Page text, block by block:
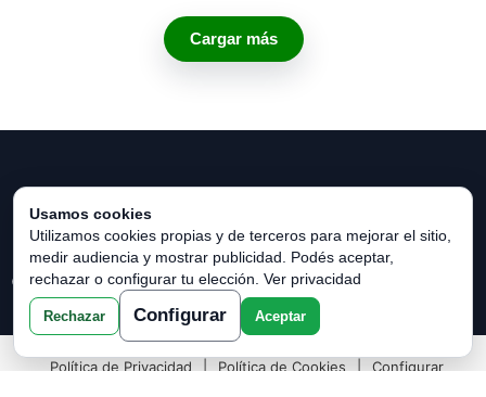
Cargar más
© 2026 Horóscopo Verde. Todos los derechos reservados.
Política de Privacidad Política de Cookies
Configurar
Usamos cookies
Utilizamos cookies propias y de terceros para mejorar el sitio,
medir audiencia y mostrar publicidad. Podés aceptar,
rechazar o configurar tu elección. Ver privacidad
Rechazar Configurar Aceptar